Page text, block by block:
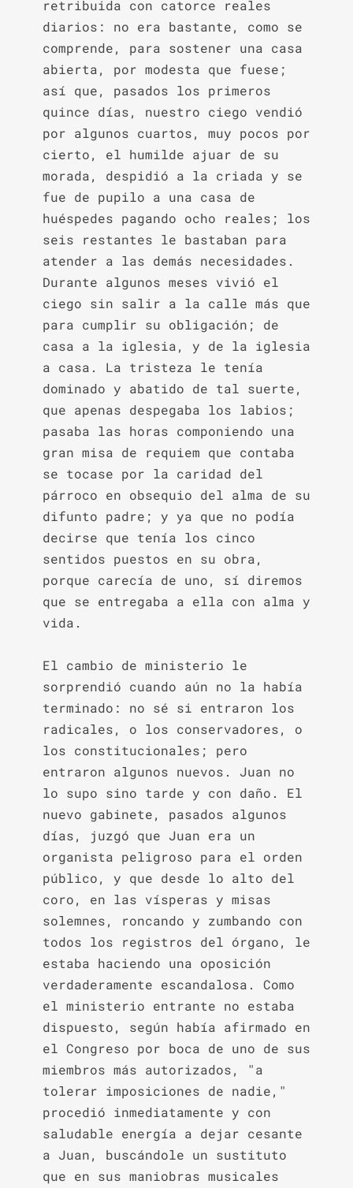
retribuida con catorce reales
diarios: no era bastante, como se
comprende, para sostener una casa
abierta, por modesta que fuese;
así que, pasados los primeros
quince días, nuestro ciego vendió
por algunos cuartos, muy pocos por
cierto, el humilde ajuar de su
morada, despidió a la criada y se
fue de pupilo a una casa de
huéspedes pagando ocho reales; los
seis restantes le bastaban para
atender a las demás necesidades.
Durante algunos meses vivió el
ciego sin salir a la calle más que
para cumplir su obligación; de
casa a la iglesia, y de la iglesia
a casa. La tristeza le tenía
dominado y abatido de tal suerte,
que apenas despegaba los labios;
pasaba las horas componiendo una
gran misa de requiem que contaba
se tocase por la caridad del
párroco en obsequio del alma de su
difunto padre; y ya que no podía
decirse que tenía los cinco
sentidos puestos en su obra,
porque carecía de uno, sí diremos
que se entregaba a ella con alma y
vida.
El cambio de ministerio le
sorprendió cuando aún no la había
terminado: no sé si entraron los
radicales, o los conservadores, o
los constitucionales; pero
entraron algunos nuevos. Juan no
lo supo sino tarde y con daño. El
nuevo gabinete, pasados algunos
días, juzgó que Juan era un
organista peligroso para el orden
público, y que desde lo alto del
coro, en las vísperas y misas
solemnes, roncando y zumbando con
todos los registros del órgano, le
estaba haciendo una oposición
verdaderamente escandalosa. Como
el ministerio entrante no estaba
dispuesto, según había afirmado en
el Congreso por boca de uno de sus
miembros más autorizados, "a
tolerar imposiciones de nadie,"
procedió inmediatamente y con
saludable energía a dejar cesante
a Juan, buscándole un sustituto
que en sus maniobras musicales